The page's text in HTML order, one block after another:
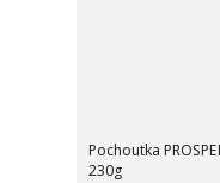
Pochoutka
230g